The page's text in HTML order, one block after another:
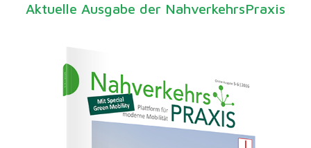
Aktuelle Ausgabe der NahverkehrsPraxis